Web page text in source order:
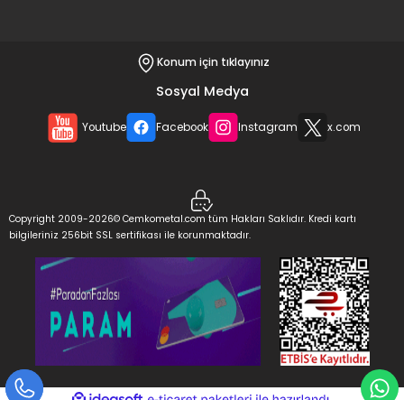
Konum için tıklayınız
Sosyal Medya
Youtube Facebook Instagram x.com
Copyright 2009-2026© Cemkometal.com tüm Hakları Saklıdır. Kredi kartı
bilgileriniz 256bit SSL sertifikası ile korunmaktadır.